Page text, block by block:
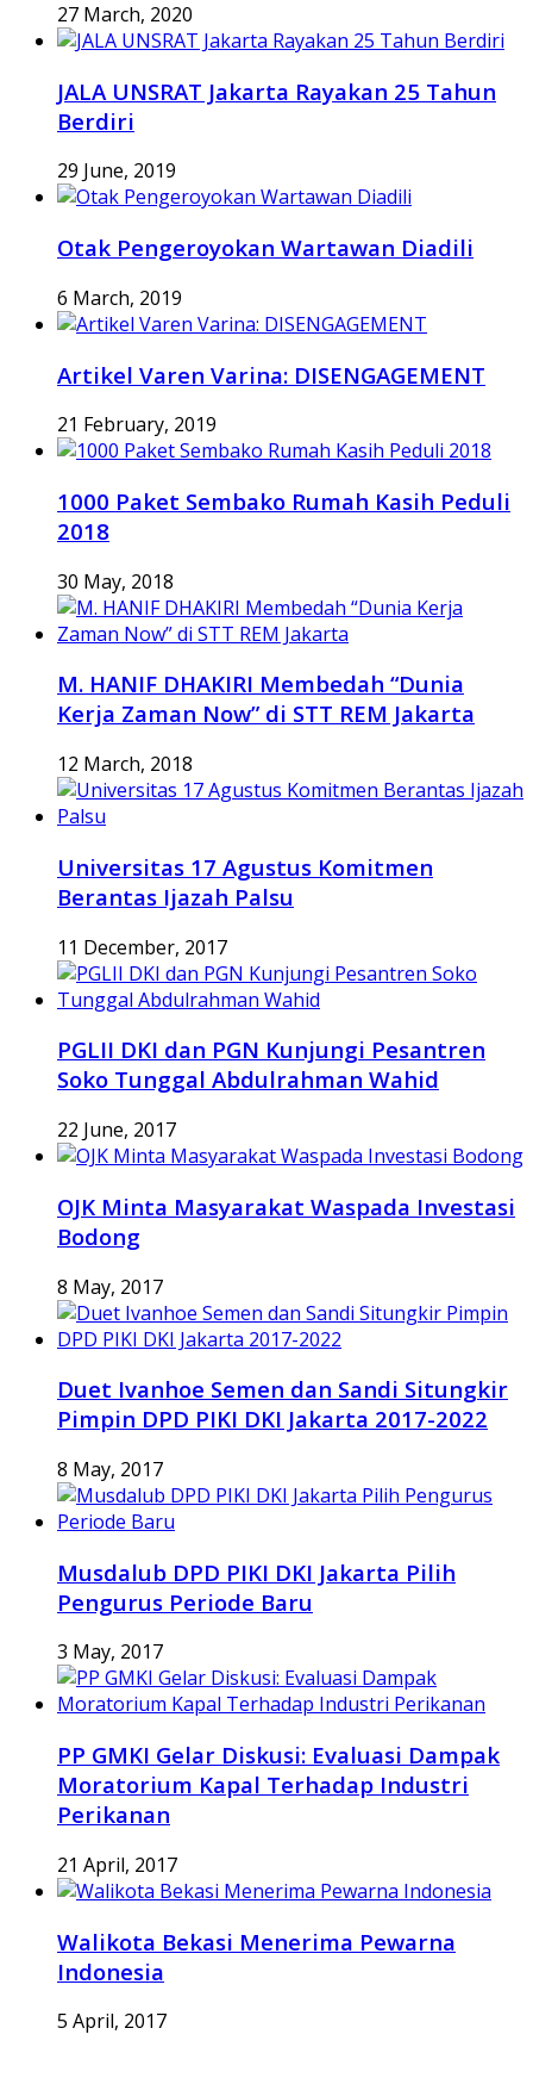
27 March, 2020
JALA UNSRAT Jakarta Rayakan 25 Tahun
Berdiri
29 June, 2019
Otak Pengeroyokan Wartawan Diadili
6 March, 2019
Artikel Varen Varina: DISENGAGEMENT
21 February, 2019
1000 Paket Sembako Rumah Kasih Peduli
2018
30 May, 2018
M. HANIF DHAKIRI Membedah “Dunia
Kerja Zaman Now” di STT REM Jakarta
12 March, 2018
Universitas 17 Agustus Komitmen
Berantas Ijazah Palsu
11 December, 2017
PGLII DKI dan PGN Kunjungi Pesantren
Soko Tunggal Abdulrahman Wahid
22 June, 2017
OJK Minta Masyarakat Waspada Investasi
Bodong
8 May, 2017
Duet Ivanhoe Semen dan Sandi Situngkir
Pimpin DPD PIKI DKI Jakarta 2017-2022
8 May, 2017
Musdalub DPD PIKI DKI Jakarta Pilih
Pengurus Periode Baru
3 May, 2017
PP GMKI Gelar Diskusi: Evaluasi Dampak
Moratorium Kapal Terhadap Industri
Perikanan
21 April, 2017
Walikota Bekasi Menerima Pewarna
Indonesia
5 April, 2017